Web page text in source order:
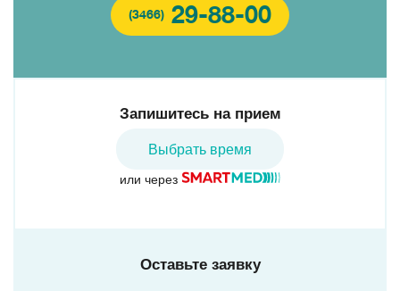
Николаеску Мариана
Врач-кардиолог
(3466) 29-88-00
Оставьте заявку
Запишитесь на прием
Выбрать время
или через